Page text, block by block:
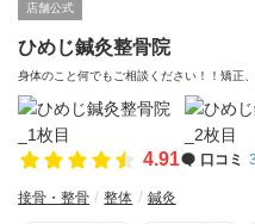
店舗公式
ひめじ鍼灸整骨院
身体のこと何でもご相談ください！！矯正
4.91 口コミ
接骨・整骨 整体 鍼灸